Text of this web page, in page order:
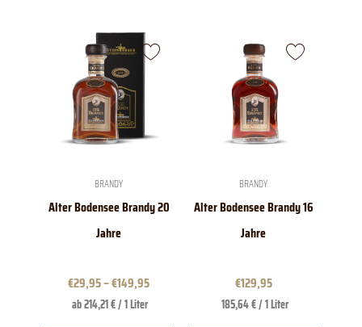
BRANDY
Alter Bodensee Brandy 20
Jahre
€29,95–€149,95
ab 214,21 € / 1 Liter
Dieses
Produkt
mehrere
Varianten
auf.
Die
Optionen
der
gewählt
BRANDY
Alter Bodensee Brandy 16
Jahre
€129,95
185,64 € / 1 Liter